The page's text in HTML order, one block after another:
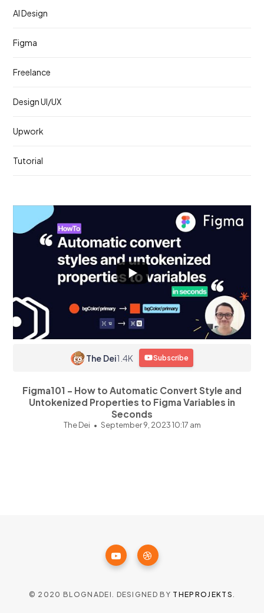
AI Design
Figma
Freelance
Design UI/UX
Upwork
Tutorial
The Dei1.4K Subscribe
Figma101 - How to Automatic Convert Style and
Untokenized Properties to Figma Variables in
Seconds
The Dei September 9, 2023 10:17 am
© 2020 BLOGNADEI. DESIGNED BY THEPROJEKTS.